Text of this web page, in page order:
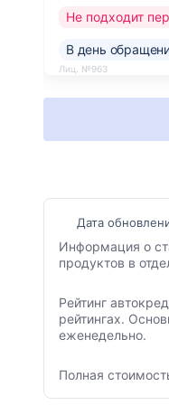
Не подходит
В день
Лиц. №963
Дата
Информация о
продуктов в
Рейтинг
рейтингах.
еженедельно.
Полная